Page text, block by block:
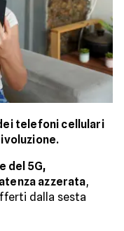
telefoni cellulari
del 5G,
azzerata,
dalla sesta